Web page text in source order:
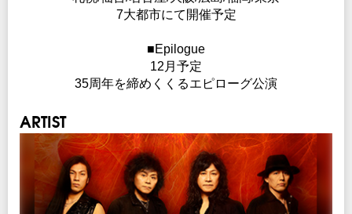
7大都市にて開催予定
■Epilogue
12月予定
35周年を締めくくるエピローグ公演
ARTIST